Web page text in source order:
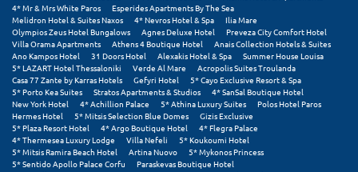
4* Mr & Mrs White Paros
Esperides Apartments By The Sea
Melidron Hotel & Suites Naxos
4* Nevros Hotel & Spa
Ilia Mare
Olympios Zeus Hotel Bungalows
Agnes Deluxe Hotel
Preveza City Comfort Hotel
Villa Orama Apartments
Athens 4 Boutique Hotel
Anais Collection Hotels & Suites
Ano Kampos Hotel
31 Doors Hotel Alexakis Hotel & Spa
Summer House Louisa
5* LAZART Hotel Thessaloniki
Verde Al Mare
Acropolis Suites Troulanda
Casa 77 Zante by Karras Hotels
Gefyri Hotel
5* Cayo Exclusive Resort & Spa
5* Porto Kea Suites
Stratos Apartments & Studios
4* SanSal Boutique Hotel
New York Hotel
4* Achillion Palace 5* Athina Luxury Suites
Polos Hotel Paros
Hermes Hotel
5* Mitsis Selection Blue Domes
Gizis Exclusive
5* Plaza Resort Hotel
4* Argo Boutique Hotel
4* Flegra Palace
4* Thermesea Luxury Lodge
Villa Nefeli
5* Koukoumi Hotel
5* Mitsis Ramira Beach Hotel
Artina Nuovo
5* Mykonos Princess
5* Sentido Apollo Palace Corfu
Paraskevas Boutique Hotel